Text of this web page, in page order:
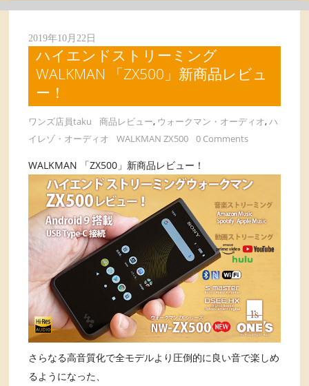
2019年10月22日
ハイエンドストリーミング
WALKMAN 「ZX500」新商品レビュ
ー！
ワンズ店員taku 商品レビュー, ウォークマン・オーディオ,ハ
イレゾ・オーディオ
WALKMAN ZX500 0 Comments
WALKMAN 「ZX500」新商品レビュー！
さらなる高音質化で全モデルより圧倒的に良い音で楽しめ
るようになった、